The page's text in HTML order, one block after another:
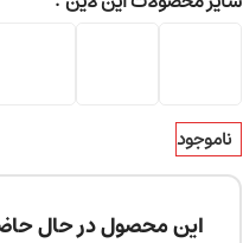
ناموجود
این محصول در حال